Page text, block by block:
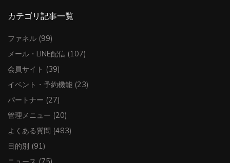
カテゴリ記事一覧
ファネル (99)
メール・LINE配信 (107)
会員サイト (39)
イベント・予約機能 (23)
パートナー (27)
管理メニュー (20)
よくある質問 (483)
目的別 (91)